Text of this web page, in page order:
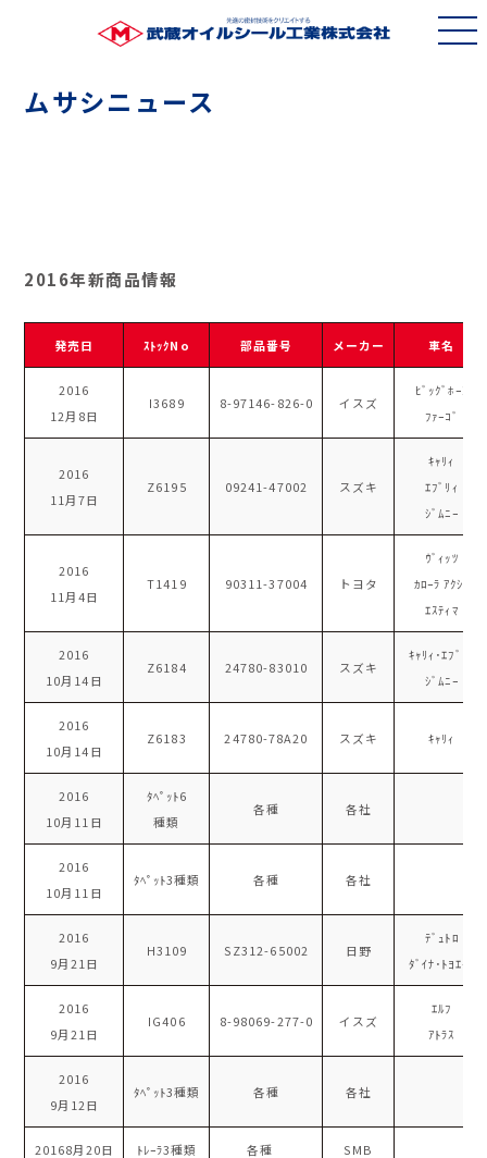
ムサシニュース
2016年新商品情報
発売日 ｽﾄｯｸNo 部品番号 メーカー 車名
2016
12月8日
I3689 8-97146-826-0 イスズ
ﾋﾞｯｸﾞﾎｰﾝ
ﾌｧｰｺﾞ
2016
11月7日
Z6195 09241-47002 スズキ
ｷｬﾘｨ
ｴﾌﾞﾘｨ
ｼﾞﾑﾆｰ
2016
11月4日
T1419 90311-37004 トヨタ
ｳﾞｨｯﾂ
ｶﾛｰﾗ ｱｸｼｵ
ｴｽﾃｨﾏ
2016
10月14日
Z6184 24780-83010 スズキ
ｷｬﾘｨ･ｴﾌﾞﾘｨ
ｼﾞﾑﾆｰ
2016
10月14日
Z6183 24780-78A20 スズキ ｷｬﾘｨ
2016
10月11日
ﾀﾍﾟｯﾄ6
種類
各種 各社
2016
10月11日
ﾀﾍﾟｯﾄ3種類 各種 各社
2016
9月21日
H3109 SZ312-65002 日野
ﾃﾞｭﾄﾛ
ﾀﾞｲﾅ･ﾄﾖｴｰｽ
2016
9月21日
IG406 8-98069-277-0 イスズ
ｴﾙﾌ
ｱﾄﾗｽ
2016
9月12日
ﾀﾍﾟｯﾄ3種類 各種 各社
20168月20日 ﾄﾚｰﾗ3種類 各種 SMB